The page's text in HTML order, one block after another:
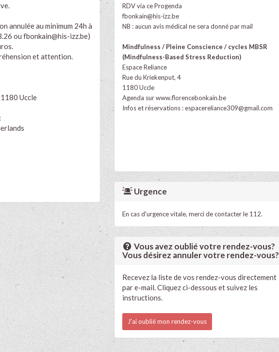
annulée au minimum 24h à
ou fbonkain@his-izz.be)
et attention.
Uccle
RDV via ce Progenda
fbonkain@his-izz.be
NB : aucun avis médical ne sera donné par mail
Mindfulness / Pleine Conscience / cycles MBSR
(Mindfulness-Based Stress Reduction)
Espace Reliance
Rue du Kriekenput, 4
1180 Uccle
Agenda surwww.florencebonkain.be
Infos et réservations :espacereliance309@gmail.com
Urgence
En cas d'urgence vitale, merci de contacter le 112.
Vous avez oublié votre rendez-vous?
Vous désirez annuler votre rendez-vous?
Recevez la liste de vos rendez-vous directement
par e-mail. Cliquez ci-dessous et suivez les
instructions.
J'ai oublié mon rendez-vous